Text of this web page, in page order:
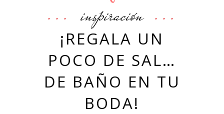
inspiración
¡REGALA UN
POCO DE SAL…
DE BAÑO EN TU
BODA!